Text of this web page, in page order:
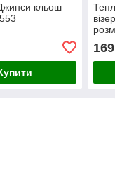
кльош
169